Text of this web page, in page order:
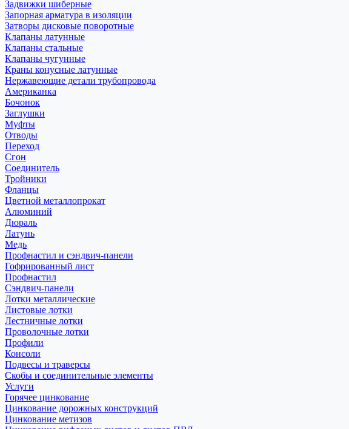
Задвижки шиберные
Запорная арматура в изоляции
Затворы дисковые поворотные
Клапаны латунные
Клапаны стальные
Клапаны чугунные
Краны конусные латунные
Нержавеющие детали трубопровода
Американка
Бочонок
Заглушки
Муфты
Отводы
Переход
Сгон
Соединитель
Тройники
Фланцы
Цветной металлопрокат
Алюминий
Дюраль
Латунь
Медь
Профнастил и сэндвич-панели
Гофрированный лист
Профнастил
Сэндвич-панели
Лотки металлические
Листовые лотки
Лестничные лотки
Проволочные лотки
Профили
Консоли
Подвесы и траверсы
Скобы и соединительные элементы
Услуги
Горячее цинкование
Цинкование дорожных конструкций
Цинкование метизов